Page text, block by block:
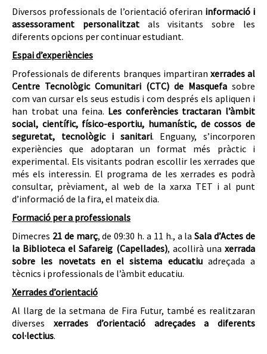
Diversos professionals de l’orientació oferiran informació i
assessorament personalitzatals visitants sobre les
diferents opcions per continuar estudiant.
Espai d’experiències
Professionals de diferents branques impartiran xerrades al
Centre Tecnològic Comunitari (CTC) de Masquefa sobre
com van cursar els seus estudis i com després els apliquen i
han trobat una feina. Les conferències tractaran l’àmbit
social, científic, físico-esportiu, humanístic, de cossos de
seguretat, tecnològic i sanitari. Enguany, s’incorporen
experiències que adoptaran un format més pràctic i
experimental. Els visitants podran escollir les xerrades que
més els interessin. El programa de les xerrades es podrà
consultar, prèviament, al web de la xarxa TET i al punt
d’informació de la fira, el mateix dia.
Formació per a professionals
Dimecres 21 de març, de 09:30 h. a 11 h., a laSala d’Actes de
la Biblioteca el Safareig (Capellades), acollirà unaxerrada
sobre les novetats en el sistema educatiuadreçada a
tècnics i professionals de l’àmbit educatiu.
Xerrades d’orientació
Al llarg de la setmana de Fira Futur, també es realitzaran
diverses xerrades d’orientació adreçades a diferents
col·lectius.